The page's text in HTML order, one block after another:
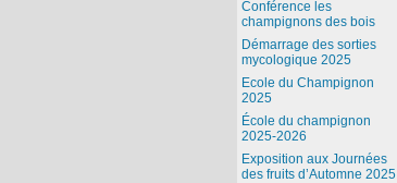
Conférence les
champignons des bois
Démarrage des sorties
mycologique 2025
Ecole du Champignon
2025
École du champignon
2025-2026
Exposition aux Journées
des fruits d’Automne 2025